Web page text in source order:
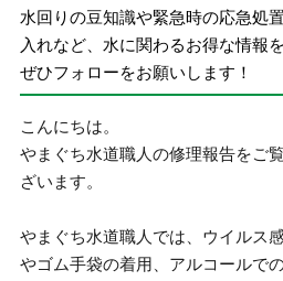
水回りの豆知識や緊急時の応急処
入れなど、水に関わるお得な情報
ぜひフォローをお願いします！
こんにちは。
やまぐち水道職人の修理報告をご
ざいます。
やまぐち水道職人では、ウイルス
やゴム手袋の着用、アルコールで